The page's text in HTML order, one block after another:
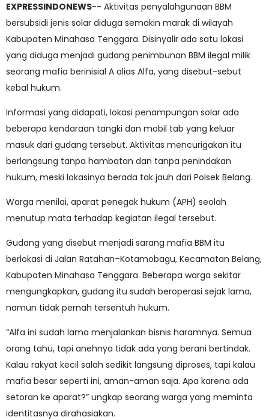
EXPRESSINDONEWS-- Aktivitas penyalahgunaan BBM
bersubsidi jenis solar diduga semakin marak di wilayah
Kabupaten Minahasa Tenggara. Disinyalir ada satu lokasi
yang diduga menjadi gudang penimbunan BBM ilegal milik
seorang mafia berinisial A alias Alfa, yang disebut-sebut
kebal hukum.
Informasi yang didapati, lokasi penampungan solar ada
beberapa kendaraan tangki dan mobil tab yang keluar
masuk dari gudang tersebut. Aktivitas mencurigakan itu
berlangsung tanpa hambatan dan tanpa penindakan
hukum, meski lokasinya berada tak jauh dari Polsek Belang.
Warga menilai, aparat penegak hukum (APH) seolah
menutup mata terhadap kegiatan ilegal tersebut.
Gudang yang disebut menjadi sarang mafia BBM itu
berlokasi di Jalan Ratahan–Kotamobagu, Kecamatan Belang,
Kabupaten Minahasa Tenggara. Beberapa warga sekitar
mengungkapkan, gudang itu sudah beroperasi sejak lama,
namun tidak pernah tersentuh hukum.
“Alfa ini sudah lama menjalankan bisnis haramnya. Semua
orang tahu, tapi anehnya tidak ada yang berani bertindak.
Kalau rakyat kecil salah sedikit langsung diproses, tapi kalau
mafia besar seperti ini, aman-aman saja. Apa karena ada
setoran ke aparat?” ungkap seorang warga yang meminta
identitasnya dirahasiakan.